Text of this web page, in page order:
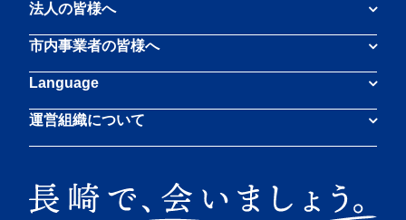
法人の皆様へ
市内事業者の皆様へ
Language
運営組織について